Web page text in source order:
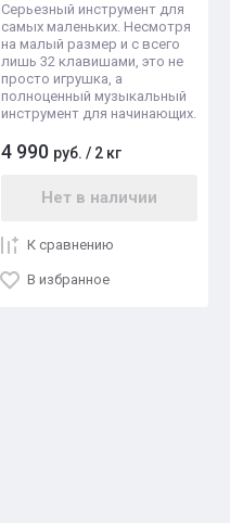
Серьезный инструмент для
самых маленьких. Несмотря
на малый размер и с всего
лишь 32 клавишами, это не
просто игрушка, а
полноценный музыкальный
инструмент для начинающих.
4 990 руб. / 2 кг
Нет в наличии
К сравнению
В избранное